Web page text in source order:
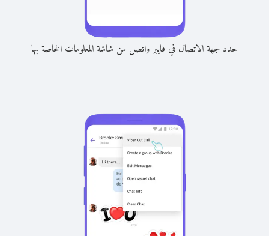
حدد جهة الاتصال في فايبر واتصل من شاشة المعلومات الخاصة بها